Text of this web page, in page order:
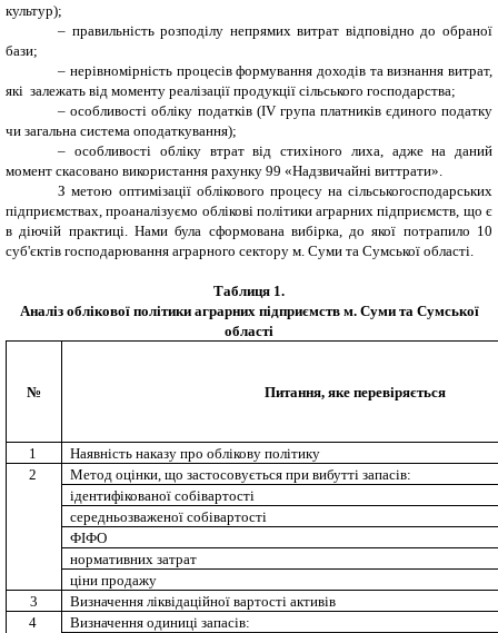
культур);
– правильність розподілу непрямих витрат відповідно до обраної
бази;
– нерівномірність процесів формування доходів та визнання витрат,
які залежать від моменту реалізації продукції сільського господарства;
– особливості обліку податків (IV група платників єдиного податку
чи загальна система оподаткування);
– особливості обліку втрат від стихіного лиха, адже на даний
момент скасовано використання рахунку 99 «Надзвичайні виттрати».
З метою оптимізації облікового процесу на сільськогосподарських
підприємствах, проаналізуємо облікові політики аграрних підприємств, що є
в діючій практиці. Нами була сформована вибірка, до якої потрапило 10
суб'єктів господарювання аграрного сектору м. Суми та Сумської області.
Таблиця 1.
Аналіз облікової політики аграрних підприємств м. Суми та Сумської
області
№ Питання, яке перевіряється
1
Наявність наказу про облікову політику
2
Метод оцінки, що застосовується при вибутті запасів:
ідентифікованої собівартості
середньозваженої собівартості
ФІФО
нормативних затрат
ціни продажу
3
Визначення ліквідаційної вартості активів
4
Визначення одиниці запасів: